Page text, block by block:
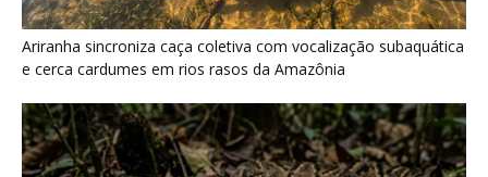
Surucucu detecta calor pela fosseta loreal e prepara ataque de
emboscada no escuro da floresta